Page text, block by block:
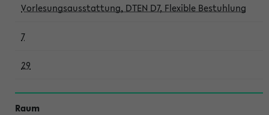
Vorlesungsausstattung, DTEN D7, Flexible Bestuhlung
7
29